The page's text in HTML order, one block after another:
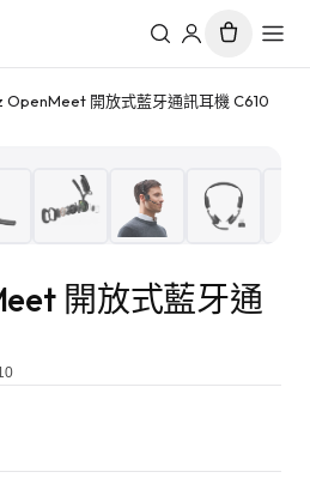
OpenMeet 開放式藍牙通訊耳機 C610
開放式藍牙通